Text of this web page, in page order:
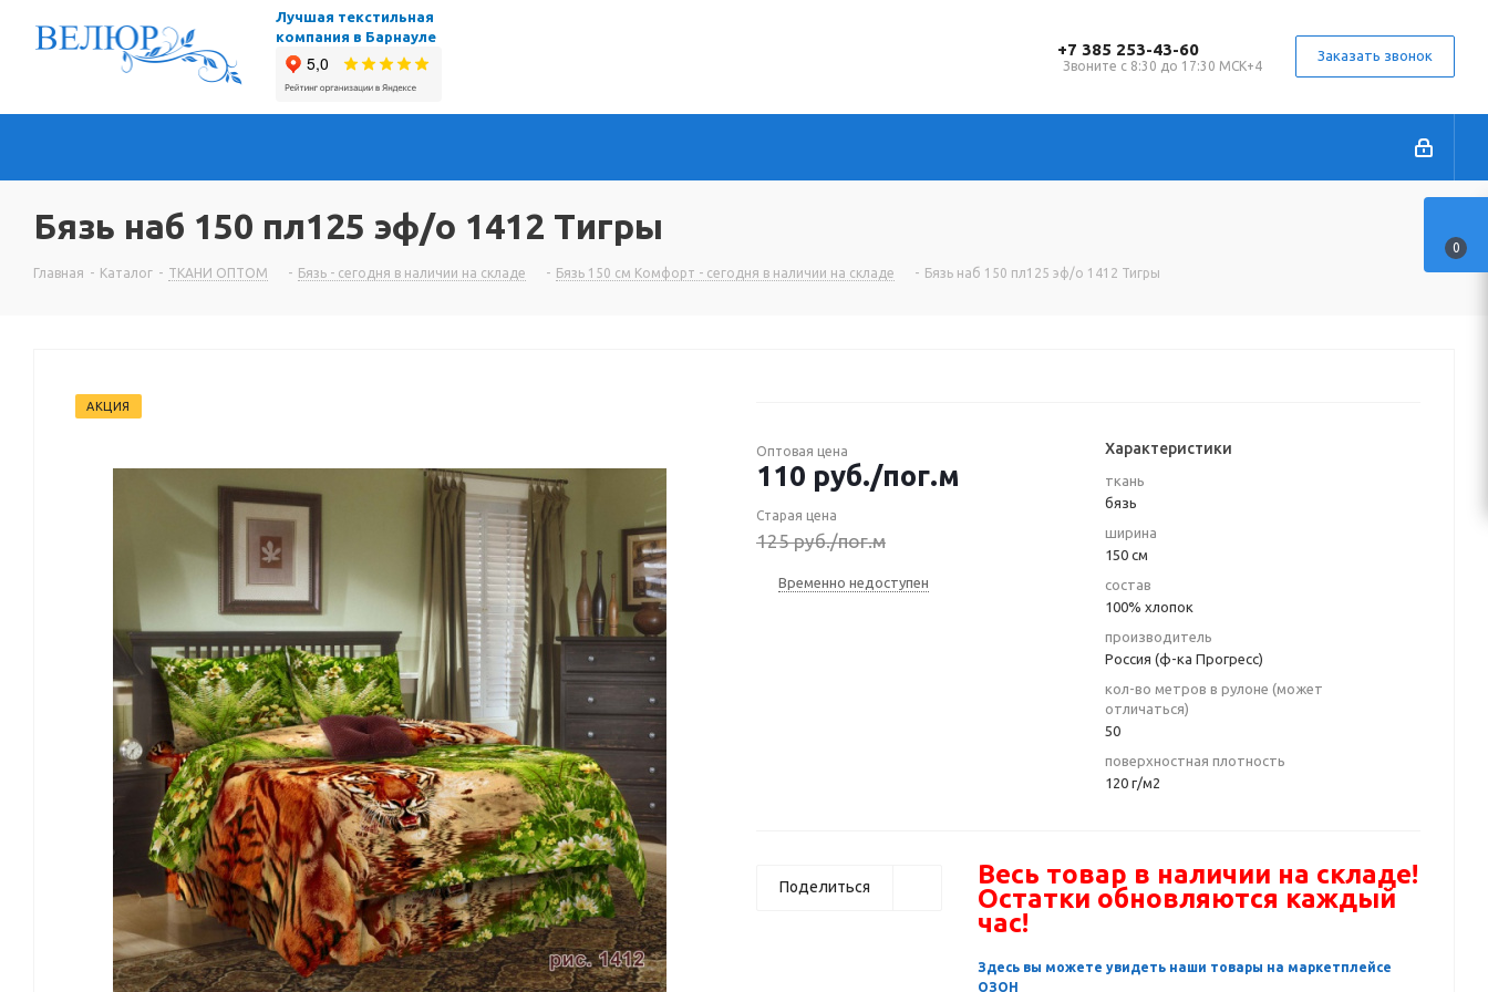
Лучшая текстильная
компания в Барнауле
+7 385 253-43-60
Звоните с 8:30 до 17:30 МСК+4
Заказать звонок
Бязь наб 150 пл125 эф/о 1412 Тигры
Главная - Каталог - ТКАНИ ОПТОМ - Бязь - сегодня в наличии на складе - Бязь 150 см Комфорт - сегодня в наличии на складе - Бязь наб 150 пл125 эф/о 1412 Тигры
АКЦИЯ
Оптовая цена
110 руб./пог.м
Старая цена
125руб./пог.м
Временно недоступен
Характеристики
ткань
бязь
ширина
150 см
состав
100% хлопок
производитель
Россия (ф-ка Прогресс)
кол-во метров в рулоне (может
отличаться)
50
поверхностная плотность
120 г/м2
Поделиться
Весь товар в наличии на складе!
Остатки обновляются каждый
час!
Здесь вы можете увидеть наши товары на маркетплейсе
ОЗОН
0